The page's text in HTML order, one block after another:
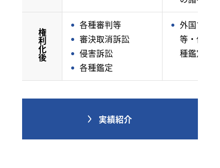
権利化後
各種審判等
審決取消訴訟
侵害訴訟
各種鑑定
外国での
等・侵害
種鑑定の
実績紹介